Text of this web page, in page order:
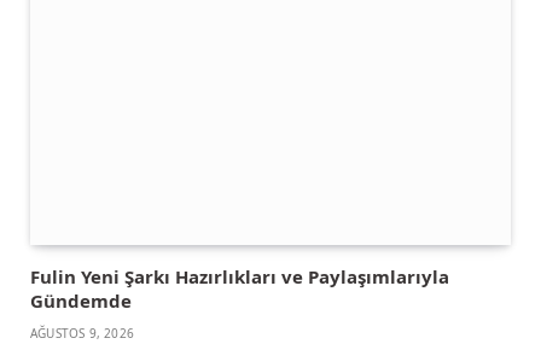
Fulin Yeni Şarkı Hazırlıkları ve Paylaşımlarıyla
Gündemde
AĞUSTOS 9, 2026